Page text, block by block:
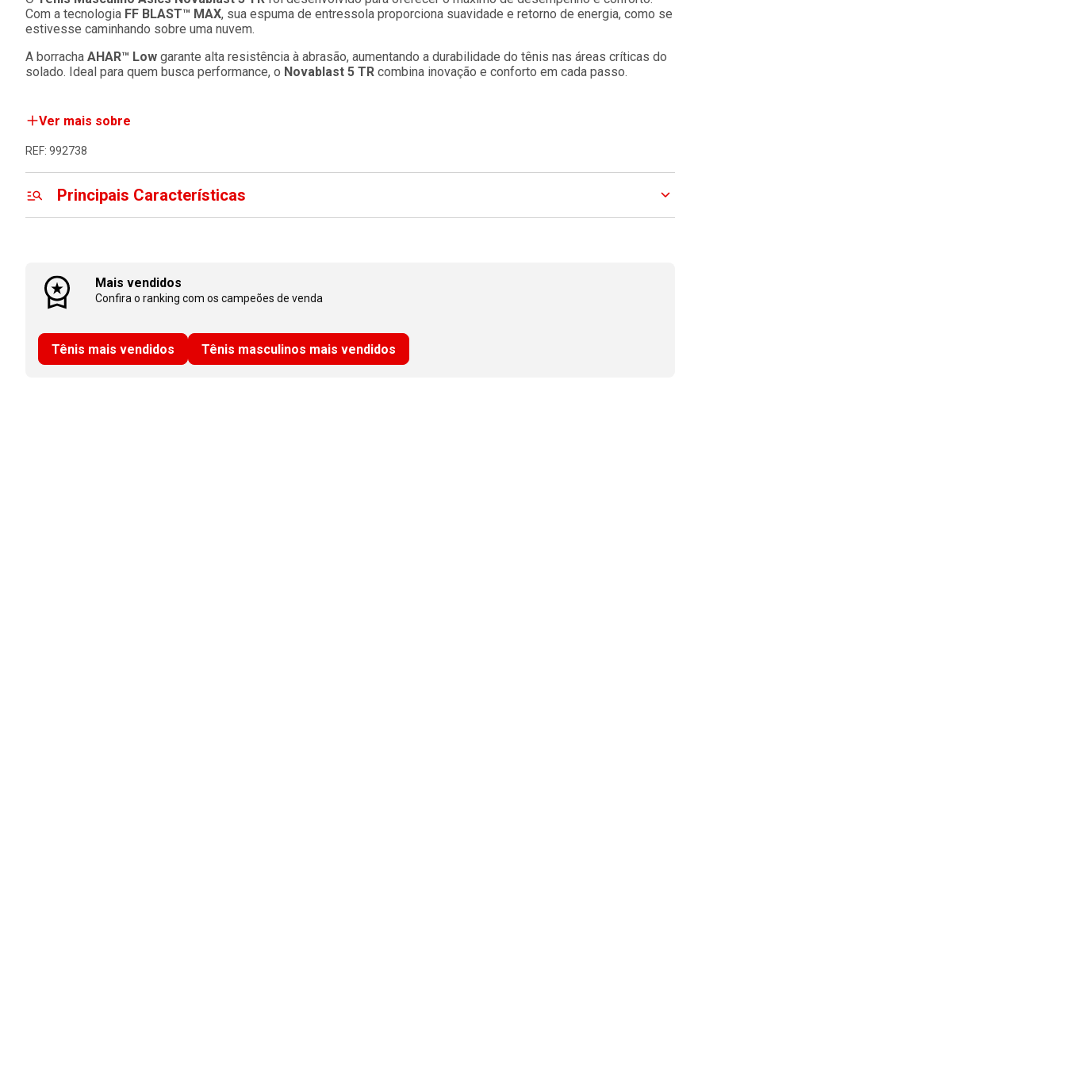
Com a tecnologia FF BLAST™ MAX, sua espuma de entressola proporciona suavidade e retorno de energia, como se
estivesse caminhando sobre uma nuvem.
A borracha AHAR™ Low garante alta resistência à abrasão, aumentando a durabilidade do tênis nas áreas críticas do
solado. Ideal para quem busca performance, o Novablast 5 TR combina inovação e conforto em cada passo.
Ver mais sobre
REF: 992738
Principais Características
Mais vendidos
Confira o ranking com os campeões de venda
Tênis mais vendidos Tênis masculinos mais vendidos